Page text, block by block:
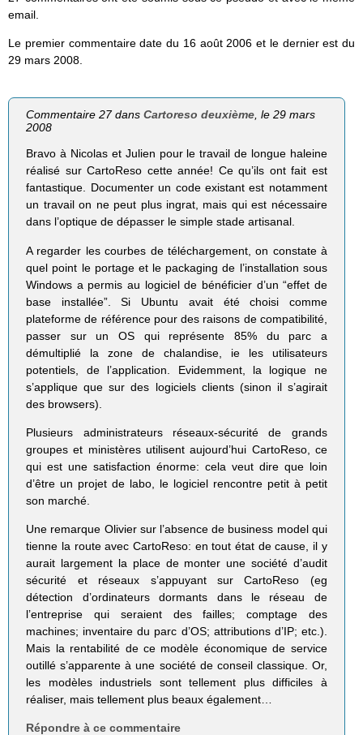
email.
Le premier commentaire date du 16 août 2006 et le dernier est du
29 mars 2008.
Commentaire 27 dansCartoreso deuxième, le 29 mars
2008
Bravo à Nicolas et Julien pour le travail de longue haleine
réalisé sur CartoReso cette année! Ce qu’ils ont fait est
fantastique. Documenter un code existant est notamment
un travail on ne peut plus ingrat, mais qui est nécessaire
dans l’optique de dépasser le simple stade artisanal.
A regarder les courbes de téléchargement, on constate à
quel point le portage et le packaging de l’installation sous
Windows a permis au logiciel de bénéficier d’un “effet de
base installée”. Si Ubuntu avait été choisi comme
plateforme de référence pour des raisons de compatibilité,
passer sur un OS qui représente 85% du parc a
démultiplié la zone de chalandise, ie les utilisateurs
potentiels, de l’application. Evidemment, la logique ne
s’applique que sur des logiciels clients (sinon il s’agirait
des browsers).
Plusieurs administrateurs réseaux-sécurité de grands
groupes et ministères utilisent aujourd’hui CartoReso, ce
qui est une satisfaction énorme: cela veut dire que loin
d’être un projet de labo, le logiciel rencontre petit à petit
son marché.
Une remarque Olivier sur l’absence de business model qui
tienne la route avec CartoReso: en tout état de cause, il y
aurait largement la place de monter une société d’audit
sécurité et réseaux s’appuyant sur CartoReso (eg
détection d’ordinateurs dormants dans le réseau de
l’entreprise qui seraient des failles; comptage des
machines; inventaire du parc d’OS; attributions d’IP; etc.).
Mais la rentabilité de ce modèle économique de service
outillé s’apparente à une société de conseil classique. Or,
les modèles industriels sont tellement plus difficiles à
réaliser, mais tellement plus beaux également…
Répondre à ce commentaire